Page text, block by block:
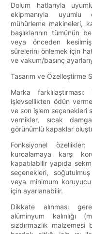
Dolum hatlarıyla
ekipmanıyla uyumlu
mühürleme makineleri,
başlıklarının tümünün
veya önceden
sürelerini önlemek için
ve vakum/basınç
Tasarım ve Özelleştirme
Marka
işlevsellikten ödün
ve son işlem seçenekleri
vernikler, sıcak
görünümlü kapaklar
Fonksiyonel
kurcalamaya karşı
kapatılabilir yapıda
seçenekleri,
veya minimum
için ayarlanabilir.
Dikkate alınması
alüminyum
sızdırmazlık